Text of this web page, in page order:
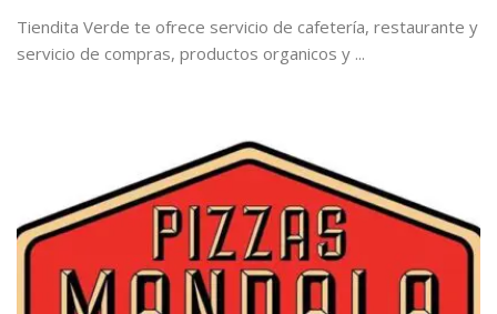
Tiendita Verde te ofrece servicio de cafetería, restaurante y
servicio de compras, productos organicos y ...